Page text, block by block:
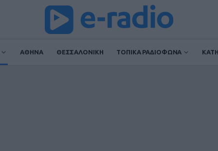
ΑΘΗΝΑ ΘΕΣΣΑΛΟΝΙΚΗ ΤΟΠΙΚΑ ΡΑΔΙΟΦΩΝΑ